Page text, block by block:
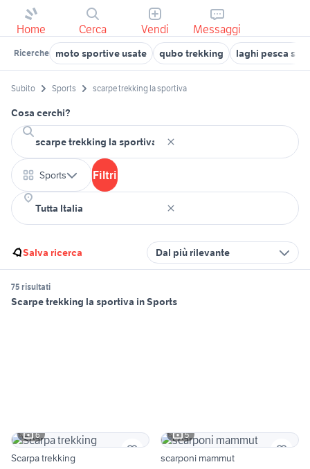
Home Cerca Vendi Messaggi
Ricerche moto sportive usate qubo trekking laghi pesca
Subito Sports scarpe trekking la sportiva
Cosa cerchi?
Sports Filtri
Salva ricerca Dal più rilevante
75 risultati
Scarpe trekking la sportiva in Sports
6
Scarpa trekking
5
scarponi mammut